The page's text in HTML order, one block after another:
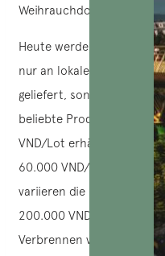
Weihrauchdorf weiterhin
Heute werden die
nur an lokale Kunden
geliefert, sondern auch in
beliebte Produkte wie
VND/Lot erhältlich,
60.000 VND/Kiste
variieren die Preise leicht
200.000 VND/Lot, je
Verbrennen von